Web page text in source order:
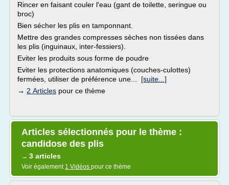
Rincer en faisant couler l'eau (gant de toilette, seringue ou
broc)
Bien sécher les plis en tamponnant.
Mettre des grandes compresses sèches non tissées dans
les plis (inguinaux, inter-fessiers).
Eviter les produits sous forme de poudre
Eviter les protections anatomiques (couches-culottes)
fermées, utiliser de préférence une... [suite...]
→ 2 Articles pour ce thème
Articles sélectionnés pour le thème :
candidose des plis
→ 3 articles
Voir également 1 Vidéos pour ce thème